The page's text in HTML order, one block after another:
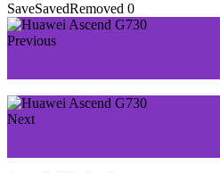
SaveSavedRemoved 0
Previous
Next